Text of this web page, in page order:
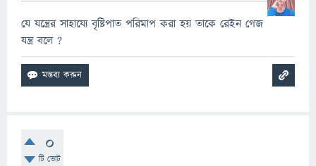
যে যন্ত্রের সাহায্যে বৃষ্টিপাত পরিমাপ করা হয় তাকে রেইন গেজ
যন্ত্র বলে ?
0
টি ভোট